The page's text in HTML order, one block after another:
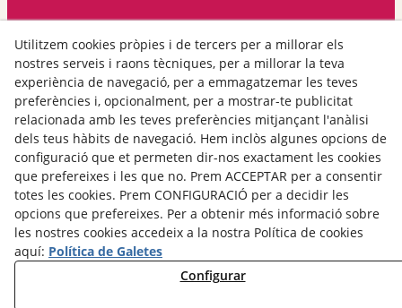
Avís legal
Política de privacitat
Galetes
Termes i condicions d'us
Utilitzem cookies pròpies i de tercers per a millorar els
nostres serveis i raons tècniques, per a millorar la teva
experiència de navegació, per a emmagatzemar les teves
preferències i, opcionalment, per a mostrar-te publicitat
relacionada amb les teves preferències mitjançant l'anàlisi
dels teus hàbits de navegació. Hem inclòs algunes opcions de
configuració que et permeten dir-nos exactament les cookies
que prefereixes i les que no. Prem ACCEPTAR per a consentir
totes les cookies. Prem CONFIGURACIÓ per a decidir les
opcions que prefereixes. Per a obtenir més informació sobre
les nostres cookies accedeix a la nostra Política de cookies
aquí: Política de Galetes
Configurar